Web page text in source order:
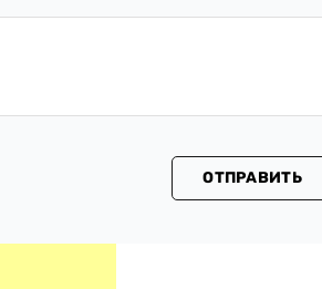
ОТПРАВИТЬ